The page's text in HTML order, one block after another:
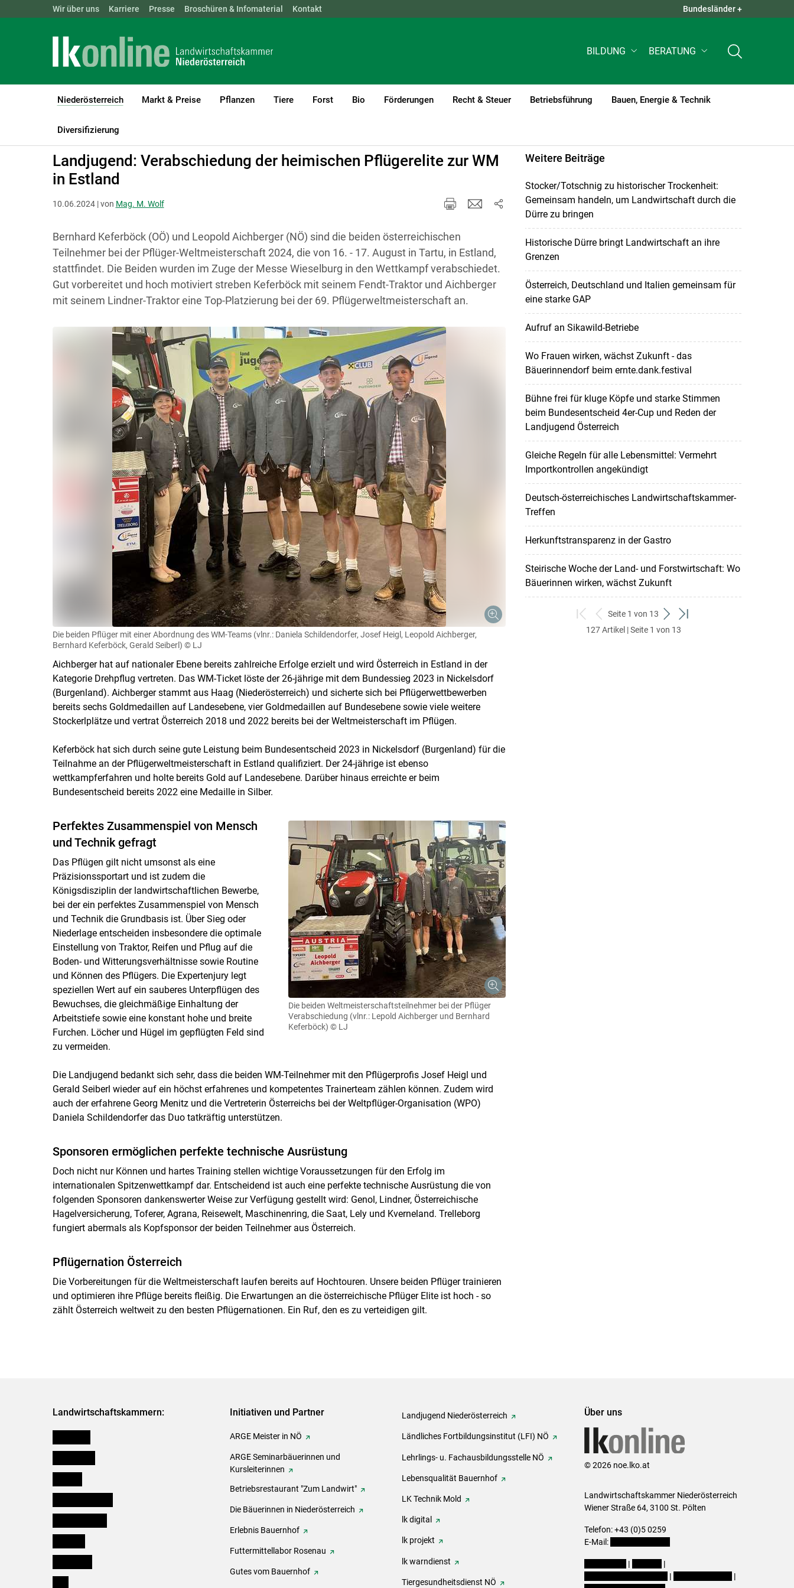
Skip to main content
Landwirtschaftskammern: ÖSTERREICH BGLD KTN NÖ OÖ SBG QUICK LINKS +
Wir über uns Karriere Presse Broschüren & Infomaterial Kontakt Bundesländer +
BILDUNG BERATUNG
Niederösterreich
(current)1
Markt & Preise Pflanzen Tiere Forst Bio Förderungen Recht & Steuer Betriebsführung Bauen, Energie & Technik
Diversifizierung
LK Niederösterreich
Landjugend: Verabschiedung der heimischen Pflügerelite zur WM
in Estland
10.06.2024 | von Mag. M. Wolf
Bernhard Keferböck (OÖ) und Leopold Aichberger (NÖ) sind die beiden österreichischen
Teilnehmer bei der Pflüger-Weltmeisterschaft 2024, die von 16. - 17. August in Tartu, in Estland,
stattfindet. Die Beiden wurden im Zuge der Messe Wieselburg in den Wettkampf verabschiedet.
Gut vorbereitet und hoch motiviert streben Keferböck mit seinem Fendt-Traktor und Aichberger
mit seinem Lindner-Traktor eine Top-Platzierung bei der 69. Pflügerweltmeisterschaft an.
Die beiden Pflüger mit einer Abordnung des WM-Teams (vlnr.: Daniela Schildendorfer, Josef Heigl, Leopold Aichberger,
Bernhard Keferböck, Gerald Seiberl) © LJ
Aichberger hat auf nationaler Ebene bereits zahlreiche Erfolge erzielt und wird Österreich in Estland in der
Kategorie Drehpflug vertreten. Das WM-Ticket löste der 26-jährige mit dem Bundessieg 2023 in Nickelsdorf
(Burgenland). Aichberger stammt aus Haag (Niederösterreich) und sicherte sich bei Pflügerwettbewerben
bereits sechs Goldmedaillen auf Landesebene, vier Goldmedaillen auf Bundesebene sowie viele weitere
Stockerlplätze und vertrat Österreich 2018 und 2022 bereits bei der Weltmeisterschaft im Pflügen.
Keferböck hat sich durch seine gute Leistung beim Bundesentscheid 2023 in Nickelsdorf (Burgenland) für die
Teilnahme an der Pflügerweltmeisterschaft in Estland qualifiziert. Der 24-jährige ist ebenso
wettkampferfahren und holte bereits Gold auf Landesebene. Darüber hinaus erreichte er beim
Bundesentscheid bereits 2022 eine Medaille in Silber.
Die beiden Weltmeisterschaftsteilnehmer bei der Pflüger
Verabschiedung (vlnr.: Lepold Aichberger und Bernhard
Keferböck) © LJ
Perfektes Zusammenspiel von Mensch
und Technik gefragt
Das Pflügen gilt nicht umsonst als eine
Präzisionssportart und ist zudem die
Königsdisziplin der landwirtschaftlichen Bewerbe,
bei der ein perfektes Zusammenspiel von Mensch
und Technik die Grundbasis ist. Über Sieg oder
Niederlage entscheiden insbesondere die optimale
Einstellung von Traktor, Reifen und Pflug auf die
Boden- und Witterungsverhältnisse sowie Routine
und Können des Pflügers. Die Expertenjury legt
speziellen Wert auf ein sauberes Unterpflügen des
Bewuchses, die gleichmäßige Einhaltung der
Arbeitstiefe sowie eine konstant hohe und breite
Furchen. Löcher und Hügel im gepflügten Feld sind
zu vermeiden.
Die Landjugend bedankt sich sehr, dass die beiden WM-Teilnehmer mit den Pflügerprofis Josef Heigl und
Gerald Seiberl wieder auf ein höchst erfahrenes und kompetentes Trainerteam zählen können. Zudem wird
auch der erfahrene Georg Menitz und die Vertreterin Österreichs bei der Weltpflüger-Organisation (WPO)
Daniela Schildendorfer das Duo tatkräftig unterstützen.
Sponsoren ermöglichen perfekte technische Ausrüstung
Doch nicht nur Können und hartes Training stellen wichtige Voraussetzungen für den Erfolg im
internationalen Spitzenwettkampf dar. Entscheidend ist auch eine perfekte technische Ausrüstung die von
folgenden Sponsoren dankenswerter Weise zur Verfügung gestellt wird: Genol, Lindner, Österreichische
Hagelversicherung, Toferer, Agrana, Reisewelt, Maschinenring, die Saat, Lely und Kverneland. Trelleborg
fungiert abermals als Kopfsponsor der beiden Teilnehmer aus Österreich.
Pflügernation Österreich
Die Vorbereitungen für die Weltmeisterschaft laufen bereits auf Hochtouren. Unsere beiden Pflüger trainieren
und optimieren ihre Pflüge bereits fleißig. Die Erwartungen an die österreichische Pflüger Elite ist hoch - so
zählt Österreich weltweit zu den besten Pflügernationen. Ein Ruf, den es zu verteidigen gilt.
Weitere Beiträge
Stocker/Totschnig zu historischer Trockenheit:
Gemeinsam handeln, um Landwirtschaft durch die
Dürre zu bringen
Historische Dürre bringt Landwirtschaft an ihre
Grenzen
Österreich, Deutschland und Italien gemeinsam für
eine starke GAP
Aufruf an Sikawild-Betriebe
Wo Frauen wirken, wächst Zukunft - das
Bäuerinnendorf beim ernte.dank.festival
Bühne frei für kluge Köpfe und starke Stimmen
beim Bundesentscheid 4er-Cup und Reden der
Landjugend Österreich
Gleiche Regeln für alle Lebensmittel: Vermehrt
Importkontrollen angekündigt
Deutsch-österreichisches Landwirtschaftskammer-
Treffen
Herkunftstransparenz in der Gastro
Steirische Woche der Land- und Forstwirtschaft: Wo
Bäuerinnen wirken, wächst Zukunft
zum
ersten
zurück
zum
Seite 1 von 13
weiter
zum
zum
127 Artikel | Seite 1 von 13
Landwirtschaftskammern: Initiativen und Partner
ARGE Meister in NÖ
ARGE Seminarbäuerinnen und
Kursleiterinnen
Betriebsrestaurant "Zum Landwirt"
Die Bäuerinnen in Niederösterreich
Erlebnis Bauernhof
Futtermittellabor Rosenau
Gutes vom Bauernhof
Landjugend Niederösterreich
Ländliches Fortbildungsinstitut (LFI) NÖ
Lehrlings- u. Fachausbildungsstelle NÖ
Lebensqualität Bauernhof
LK Technik Mold
lk digital
lk projekt
lk warndienst
Tiergesundheitsdienst NÖ
Über uns
© 2026 noe.lko.at
Landwirtschaftskammer Niederösterreich
Wiener Straße 64, 3100 St. Pölten
Telefon: +43 (0)5 0259
E-Mail:
|
|
|
|